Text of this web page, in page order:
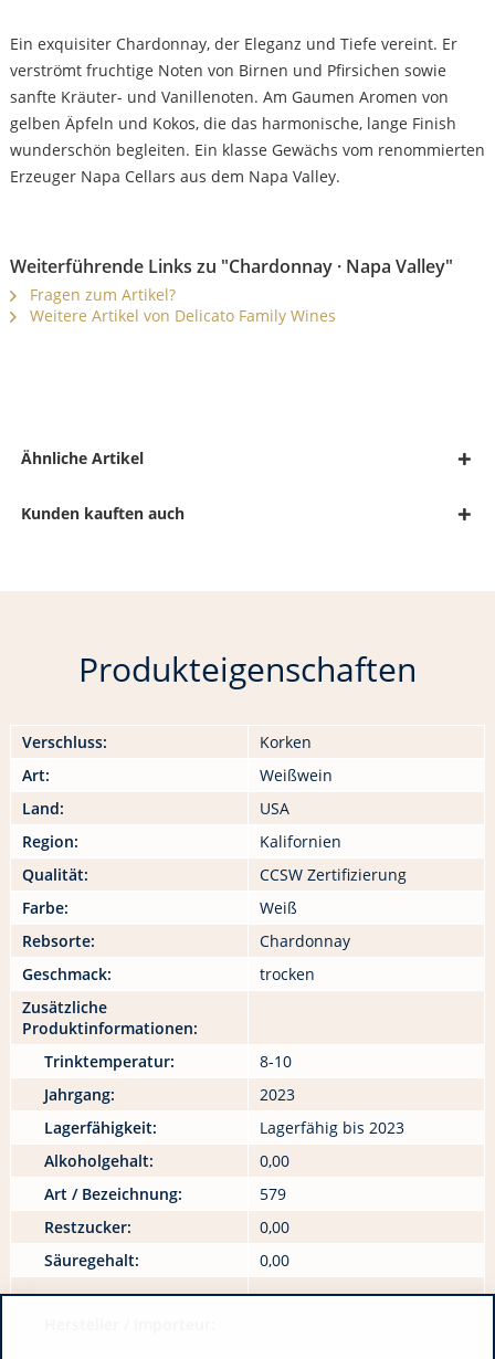
Ein exquisiter Chardonnay, der Eleganz und Tiefe vereint. Er
verströmt fruchtige Noten von Birnen und Pfirsichen sowie
sanfte Kräuter- und Vanillenoten. Am Gaumen Aromen von
gelben Äpfeln und Kokos, die das harmonische, lange Finish
wunderschön begleiten. Ein klasse Gewächs vom renommierten
Erzeuger Napa Cellars aus dem Napa Valley.
Weiterführende Links zu "Chardonnay · Napa Valley"
Fragen zum Artikel?
Weitere Artikel von Delicato Family Wines
Ähnliche Artikel
Kunden kauften auch
Produkteigenschaften
Verschluss:
Korken
Art:
Weißwein
Land:
USA
Region:
Kalifornien
Qualität:
CCSW Zertifizierung
Farbe:
Weiß
Rebsorte:
Chardonnay
Geschmack:
trocken
Zusätzliche
Produktinformationen:
Trinktemperatur:
8-10
Jahrgang:
2023
Lagerfähigkeit:
Lagerfähig bis 2023
Alkoholgehalt:
0,00
Art / Bezeichnung:
579
Restzucker:
0,00
Säuregehalt:
0,00